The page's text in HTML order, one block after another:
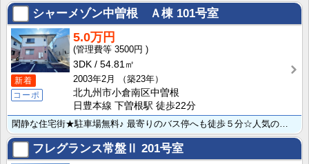
シャーメゾン中曽根 Ａ棟101号室
新着
コーポ
5.0万円
3500円
3DK
54.81㎡
2003年2月
（築23年）
北九州市小倉南区中曽根
日豊本線 下曽根駅 徒歩22分
閑静な住宅街★駐車場無料♪ 最寄りのバス停へも徒歩５分☆人気の曽根エリアです!!３面採光で、日当たり･･･
フレグランス常盤Ⅱ 201号室